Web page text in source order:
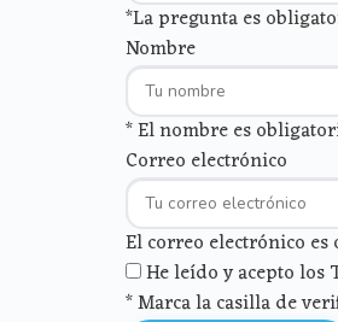
*La pregunta es
Nombre
* El nombre es
Correo electrónico
El correo electrónico
He leído y acepto los
* Marca la casilla de